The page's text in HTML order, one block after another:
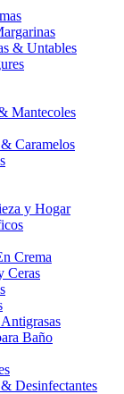
& Untables
Mantecoles
Caramelos
y Hogar
Crema
Ceras
Baño
Desinfectantes